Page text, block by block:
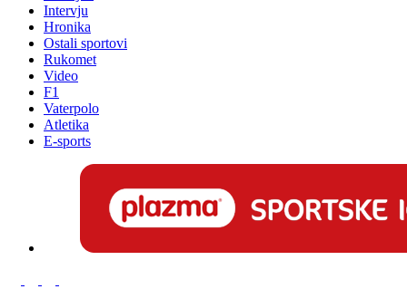
Intervju
Hronika
Ostali sportovi
Rukomet
Video
F1
Vaterpolo
Atletika
E-sports